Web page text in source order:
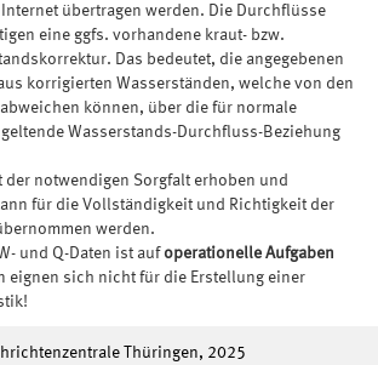
übertragen werden. Die Durchflüsse
eine ggfs. vorhandene kraut- bzw.
Das bedeutet, die angegebenen
korrigierten Wasserständen, welche von den
können, über die für normale
Wasserstands-Durchfluss-Beziehung
der notwendigen Sorgfalt erhoben und
für die Vollständigkeit und Richtigkeit der
werden.
und Q-Daten ist auf operationelle Aufgaben
eignen sich nicht für die Erstellung einer
Thüringen, 2025